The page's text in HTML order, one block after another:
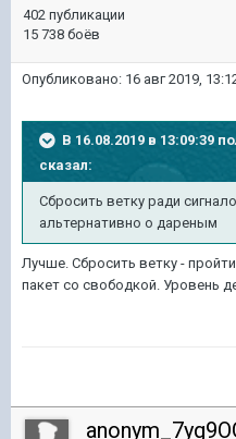
402 публикации
15 738 боёв
Опубликовано: 16 авг 2019,
В 16.08.2019 в 13:09:39
сказал:
Сбросить ветку ради
альтернативно о дареным
Лучше. Сбросить ветку -
пакет со свободкой. Уровень